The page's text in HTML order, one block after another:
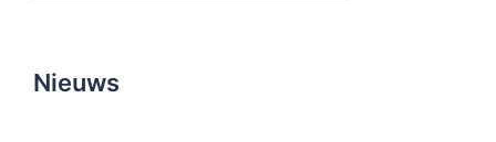
Nieuws